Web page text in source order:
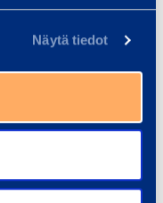
Näytä tiedot
Kaikki referenssit